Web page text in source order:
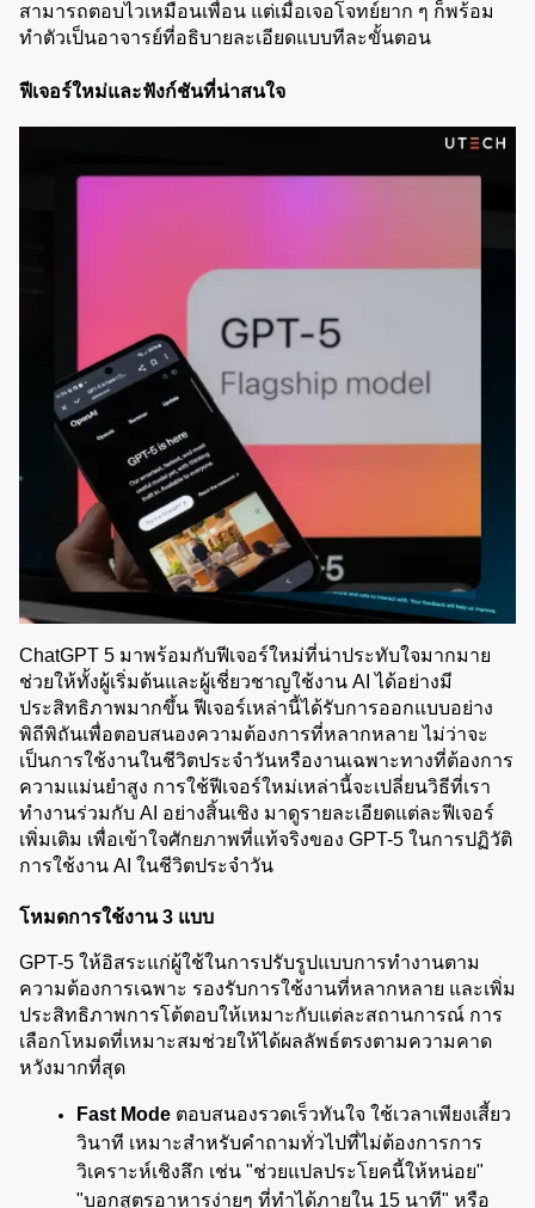
สามารถตอบไวเหมือนเพื่อน แต่เมื่อเจอโจทย์ยาก ๆ ก็พร้อม
ทำตัวเป็นอาจารย์ที่อธิบายละเอียดแบบทีละขั้นตอน
ฟีเจอร์ใหม่และฟังก์ชันที่น่าสนใจ
ChatGPT 5 มาพร้อมกับฟีเจอร์ใหม่ที่น่าประทับใจมากมาย
ช่วยให้ทั้งผู้เริ่มต้นและผู้เชี่ยวชาญใช้งาน AI ได้อย่างมี
ประสิทธิภาพมากขึ้น ฟีเจอร์เหล่านี้ได้รับการออกแบบอย่าง
พิถีพิถันเพื่อตอบสนองความต้องการที่หลากหลาย ไม่ว่าจะ
เป็นการใช้งานในชีวิตประจำวันหรืองานเฉพาะทางที่ต้องการ
ความแม่นยำสูง การใช้ฟีเจอร์ใหม่เหล่านี้จะเปลี่ยนวิธีที่เรา
ทำงานร่วมกับ AI อย่างสิ้นเชิง มาดูรายละเอียดแต่ละฟีเจอร์
เพิ่มเติม เพื่อเข้าใจศักยภาพที่แท้จริงของ GPT-5 ในการปฏิวัติ
การใช้งาน AI ในชีวิตประจำวัน
โหมดการใช้งาน 3 แบบ
GPT-5 ให้อิสระแก่ผู้ใช้ในการปรับรูปแบบการทำงานตาม
ความต้องการเฉพาะ รองรับการใช้งานที่หลากหลาย และเพิ่ม
ประสิทธิภาพการโต้ตอบให้เหมาะกับแต่ละสถานการณ์ การ
เลือกโหมดที่เหมาะสมช่วยให้ได้ผลลัพธ์ตรงตามความคาด
หวังมากที่สุด
Fast Mode ตอบสนองรวดเร็วทันใจ ใช้เวลาเพียงเสี้ยว
วินาที เหมาะสำหรับคำถามทั่วไปที่ไม่ต้องการการ
วิเคราะห์เชิงลึก เช่น "ช่วยแปลประโยคนี้ให้หน่อย"
"บอกสูตรอาหารง่ายๆ ที่ทำได้ภายใน 15 นาที" หรือ